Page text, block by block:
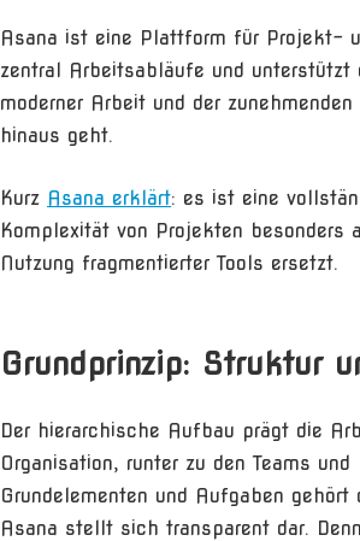
Asana ist eine Plattform für Projekt-
zentral Arbeitsabläufe und
moderner Arbeit und der
hinaus geht.
Kurz Asana erklärt: es ist eine
Komplexität von Projekten
Nutzung fragmentierter Tools ersetzt.
Grundprinzip: Struktur
Der hierarchische Aufbau prägt die
Organisation, runter zu den Teams
Grundelementen und Aufgaben
Asana stellt sich transparent dar.